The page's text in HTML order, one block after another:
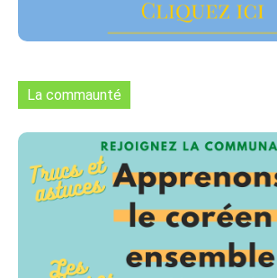
La commaunté